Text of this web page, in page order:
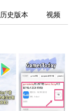
历史版本 视频